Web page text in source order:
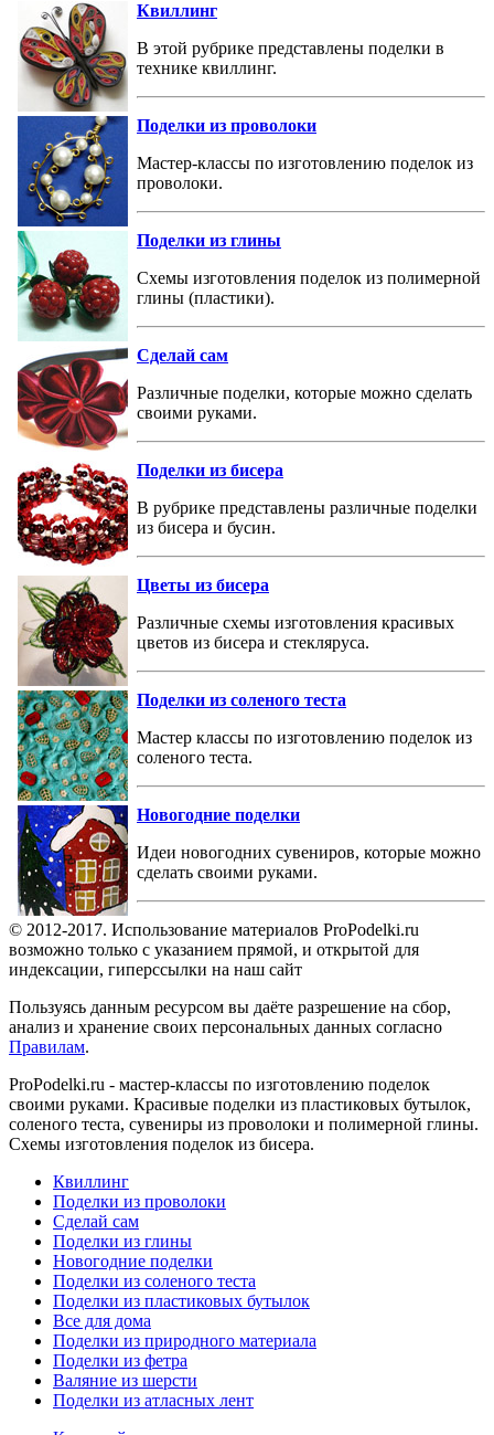
Квиллинг
В этой рубрике представлены поделки в
технике квиллинг.
Поделки из проволоки
Мастер-классы по изготовлению поделок из
проволоки.
Поделки из глины
Схемы изготовления поделок из полимерной
глины (пластики).
Сделай сам
Различные поделки, которые можно сделать
своими руками.
Поделки из бисера
В рубрике представлены различные поделки
из бисера и бусин.
Цветы из бисера
Различные схемы изготовления красивых
цветов из бисера и стекляруса.
Поделки из соленого теста
Мастер классы по изготовлению поделок из
соленого теста.
Новогодние поделки
Идеи новогодних сувениров, которые можно
сделать своими руками.
© 2012-2017. Использование материалов ProPodelki.ru
возможно только с указанием прямой, и открытой для
индексации, гиперссылки на наш сайт
Пользуясь данным ресурсом вы даёте разрешение на сбор,
анализ и хранение своих персональных данных согласно
Правилам.
ProPodelki.ru - мастер-классы по изготовлению поделок
своими руками. Красивые поделки из пластиковых бутылок,
соленого теста, сувениры из проволоки и полимерной глины.
Схемы изготовления поделок из бисера.
Квиллинг
Поделки из проволоки
Сделай сам
Поделки из глины
Новогодние поделки
Поделки из соленого теста
Поделки из пластиковых бутылок
Все для дома
Поделки из природного материала
Поделки из фетра
Валяние из шерсти
Поделки из атласных лент